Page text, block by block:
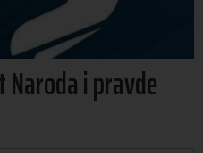
i pravde